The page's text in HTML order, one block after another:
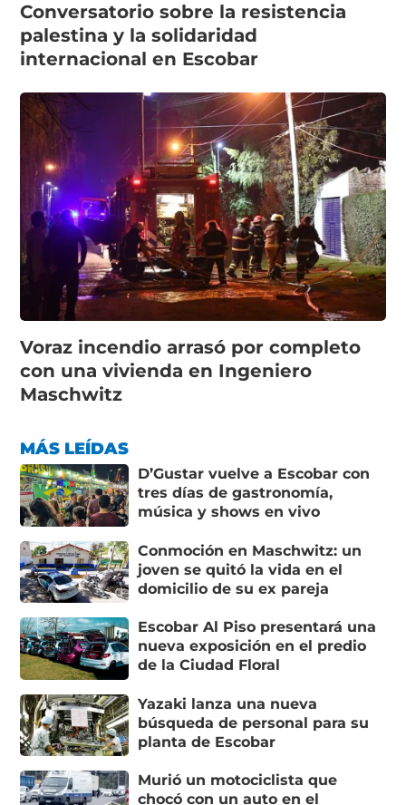
Conversatorio sobre la resistencia
palestina y la solidaridad
internacional en Escobar
Voraz incendio arrasó por completo
con una vivienda en Ingeniero
Maschwitz
MÁS LEÍDAS
D’Gustar vuelve a Escobar con
tres días de gastronomía,
música y shows en vivo
Conmoción en Maschwitz: un
joven se quitó la vida en el
domicilio de su ex pareja
Escobar Al Piso presentará una
nueva exposición en el predio
de la Ciudad Floral
Yazaki lanza una nueva
búsqueda de personal para su
planta de Escobar
Murió un motociclista que
chocó con un auto en el